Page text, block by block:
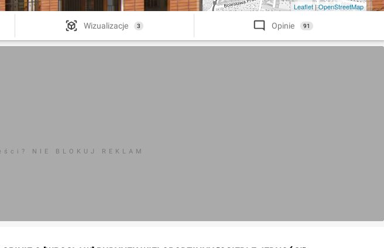
Leaflet |OpenStreetMap
Wizualizacje 3 Opinie 91
NIE BLOKUJ REKLAM